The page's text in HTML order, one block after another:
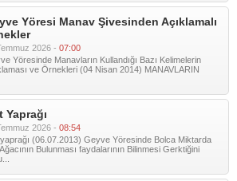
Yöresi Manav Şivesinden Açıklamalı
2026 - 07:00
Yöresinde Manavların Kullandığı Bazı Kelimelerin
ve Örnekleri (04 Nisan 2014) MANAVLARIN
Yaprağı
2026 - 08:54
(06.07.2013) Geyve Yöresinde Bolca Miktarda
Bulunması faydalarının Bilinmesi Gerktiğini